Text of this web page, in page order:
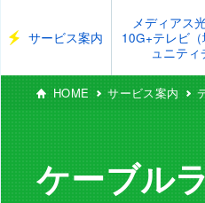
サービス案内
メディアス
10G+テレビ
ュニティ
HOME サービス案内
ケーブル